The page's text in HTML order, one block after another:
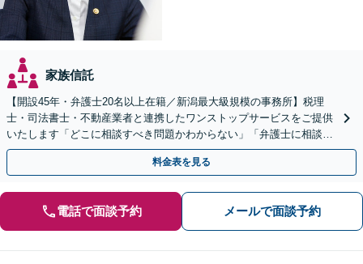
家族信託
【開設45年・弁護士20名以上在籍／新潟最大級規模の事務所】税理
士・司法書士・不動産業者と連携したワンストップサービスをご提供
いたします「どこに相談すべき問題かわからない」「弁護士に相談し
て大丈夫か不安」と迷っている方もぜひご相談ください
料金表を見る
電話で面談予約 メールで面談予約